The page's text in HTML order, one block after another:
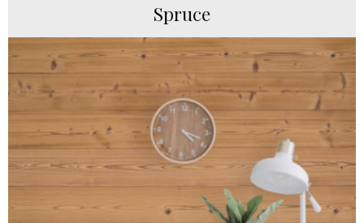
Spruce